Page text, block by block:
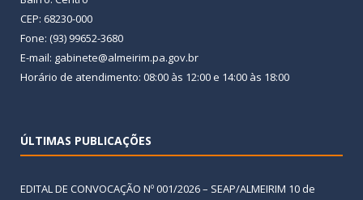
CEP: 68230-000
Fone: (93) 99652-3680
E-mail: gabinete@almeirim.pa.gov.br
Horário de atendimento: 08:00 às 12:00 e 14:00 às 18:00
ÚLTIMAS PUBLICAÇÕES
EDITAL DE CONVOCAÇÃO Nº 001/2026 – SEAP/ALMEIRIM 10 de